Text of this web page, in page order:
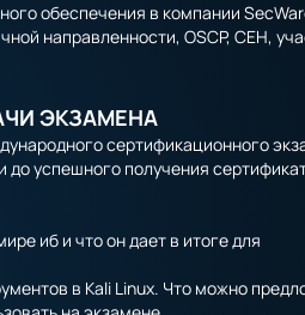
обеспечения в компании
направленности, OSCP, CEH,
ЭКЗАМЕНА
сертификационного
успешного получения
иб и что он дает в итоге для
в Kali Linux. Что можно